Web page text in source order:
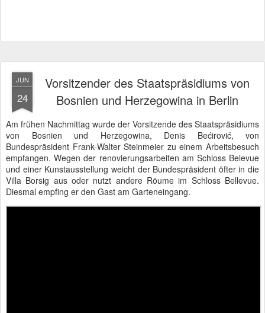
JUN
24
Vorsitzender des Staatspräsidiums von
Bosnien und Herzegowina in Berlin
Am frühen Nachmittag wurde der Vorsitzende des Staatspräsidiums
von Bosnien und Herzegowina, Denis Bećirović, von
Bundespräsident Frank-Walter Steinmeier zu einem Arbeitsbesuch
empfangen. Wegen der renovierungsarbeiten am Schloss Belevue
und einer Kunstausstellung weicht der Bundespräsident öfter in die
Villa Borsig aus oder nutzt andere Röume im Schloss Bellevue.
Diesmal empfing er den Gast am Garteneingang.